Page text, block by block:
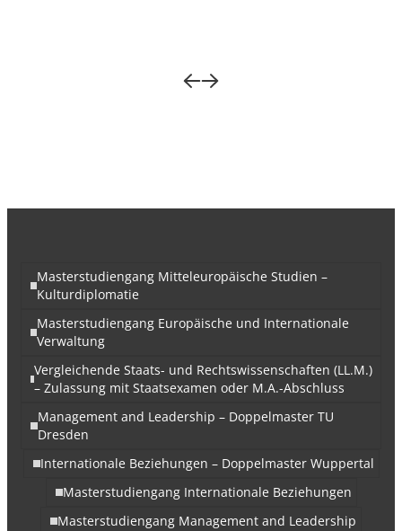
Masterstudiengang Mitteleuropäische Studien –
Kulturdiplomatie
Masterstudiengang Europäische und Internationale
Verwaltung
Vergleichende Staats- und Rechtswissenschaften (LL.M.)
– Zulassung mit Staatsexamen oder M.A.-Abschluss
Management and Leadership – Doppelmaster TU
Dresden
Internationale Beziehungen – Doppelmaster Wuppertal
Masterstudiengang Internationale Beziehungen
Masterstudiengang Management and Leadership